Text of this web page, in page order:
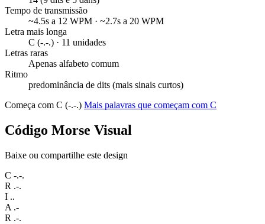
Tempo de transmissão
~4.5s a 12 WPM · ~2.7s a 20 WPM
Letra mais longa
C (-.-.) · 11 unidades
Letras raras
Apenas alfabeto comum
Ritmo
predominância de dits (mais sinais curtos)
Começa com C (-.-.) Mais palavras que começam com C
Código Morse Visual
Baixe ou compartilhe este design
C -.-.
R .-.
I ..
A .-
R .-.